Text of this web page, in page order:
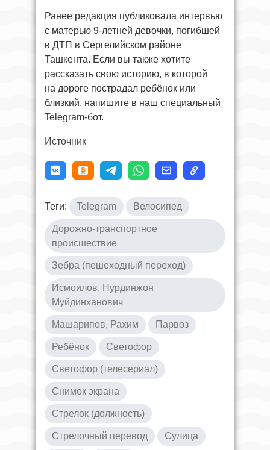
Ранее редакция публиковала интервью
с матерью 9-летней девочки, погибшей
в ДТП в Сергелийском районе
Ташкента. Если вы также хотите
рассказать свою историю, в которой
на дороге пострадал ребёнок или
близкий, напишите в наш специальный
Telegram-бот.
Источник
Теги: Telegram Велосипед
Дорожно-транспортное
происшествие
Зебра (пешеходный переход)
Исмоилов, Нурдинжон
Муйдинханович
Машарипов, Рахим Парвоз
Ребёнок Светофор
Светофор (телесериал)
Снимок экрана
Стрелок (должность)
Стрелочный перевод Сулица